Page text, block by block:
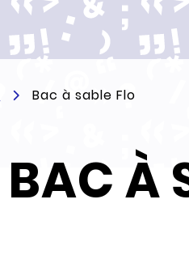
Bac à sable Flo
BAC À